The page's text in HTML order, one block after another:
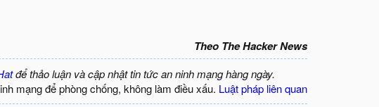
Theo The Hacker News
để thảo luận và cập nhật tin tức an ninh mạng hàng ngày.
mạng để phòng chống, không làm điều xấu. Luật pháp liên quan